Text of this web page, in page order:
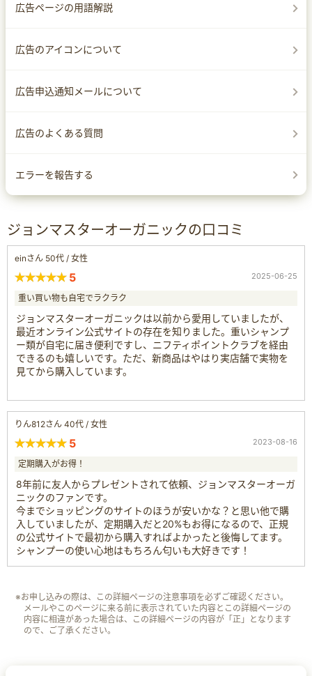
広告ページの用語解説
広告のアイコンについて
広告申込通知メールについて
広告のよくある質問
エラーを報告する
ジョンマスターオーガニックの口コミ
einさん 50代 / 女性
5 2025-06-25
重い買い物も自宅でラクラク
ジョンマスターオーガニックは以前から愛用していましたが、
最近オンライン公式サイトの存在を知りました。重いシャンプ
ー類が自宅に届き便利ですし、ニフティポイントクラブを経由
できるのも嬉しいです。ただ、新商品はやはり実店舗で実物を
見てから購入しています。
りん812さん 40代 / 女性
5 2023-08-16
定期購入がお得！
8年前に友人からプレゼントされて依頼、ジョンマスターオーガ
ニックのファンです。
今までショッピングのサイトのほうが安いかな？と思い他で購
入していましたが、定期購入だと20%もお得になるので、正規
の公式サイトで最初から購入すればよかったと後悔してます。
シャンプーの使い心地はもちろん匂いも大好きです！
※お申し込みの際は、この詳細ページの注意事項を必ずご確認ください。
メールやこのページに来る前に表示されていた内容とこの詳細ページの
内容に相違があった場合は、この詳細ページの内容が「正」となります
ので、ご了承ください。